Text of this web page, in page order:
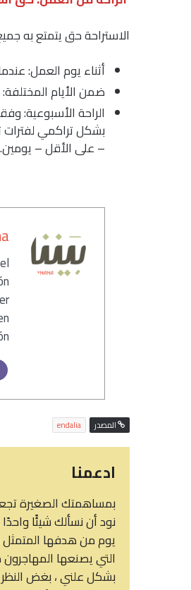
الاستراحة حق يتمتع به
أثناء يوم العمل: عندما يتجاوز يوم العمل 6 ساعات في
ضمن الأيام المختلفة: لضمان
الراحة الأسبوعية:
بشكل تراكمي
– على الأقل – يومين.
المصدر endalia
ادعمنا
بمساهمتك الصغيرة
يوم من هدفها المتمثل
التي يصنعها